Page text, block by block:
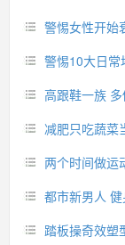
警惕女性开始
警惕10大日常
高跟鞋一族
减肥只吃蔬菜
两个时间做运
都市新男人
踏板操奇效塑